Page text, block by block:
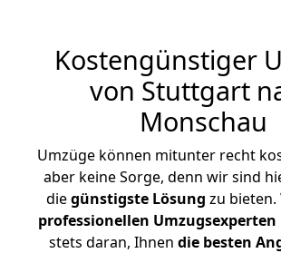
Kostengünstiger
von Stuttgart
Monschau
Umzüge können mitunter recht
aber keine Sorge, denn wir sind
diegünstigste Lösung zu bieten.
professionellen Umzugsexperten
stets daran, Ihnen die besten